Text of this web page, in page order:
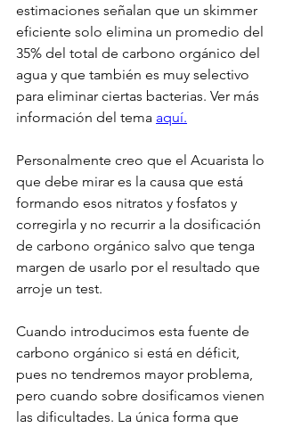
estimaciones señalan que un skimmer
eficiente solo elimina un promedio del
35% del total de carbono orgánico del
agua y que también es muy selectivo
para eliminar ciertas bacterias. Ver más
información del tema aquí.
Personalmente creo que el Acuarista lo
que debe mirar es la causa que está
formando esos nitratos y fosfatos y
corregirla y no recurrir a la dosificación
de carbono orgánico salvo que tenga
margen de usarlo por el resultado que
arroje un test.
Cuando introducimos esta fuente de
carbono orgánico si está en déficit,
pues no tendremos mayor problema,
pero cuando sobre dosificamos vienen
las dificultades. La única forma que